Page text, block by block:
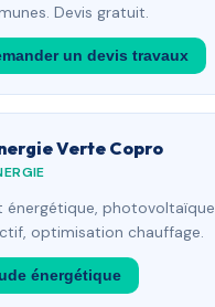
Devis gratuit.
un devis travaux
Verte Copro
énergétique, photovoltaïque
optimisation chauffage.
énergétique